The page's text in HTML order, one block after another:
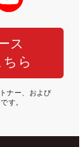
ス
ら
ナー、および
す。